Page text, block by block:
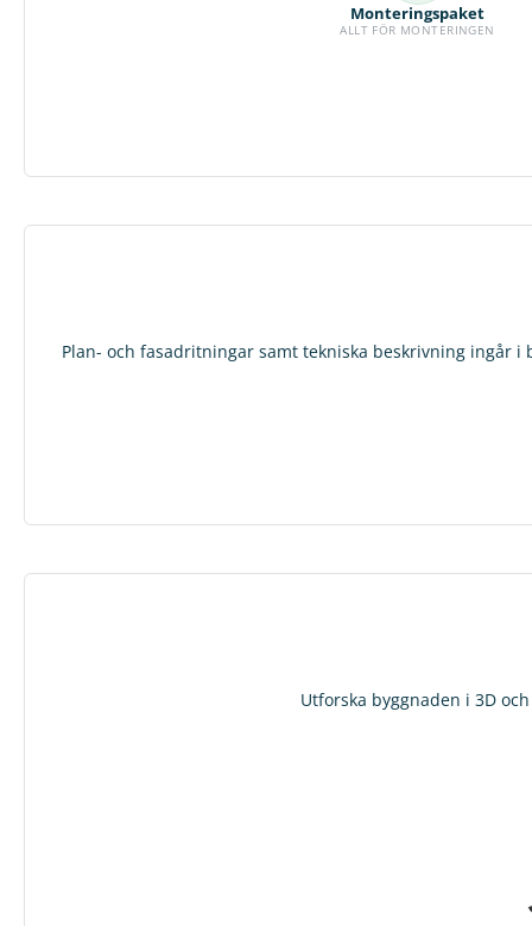
Monteringspaket
ALLT FÖR MONTERINGEN
Plan- och fasadritningar samt tekniska beskrivning ingår
Utforska byggnaden i 3D